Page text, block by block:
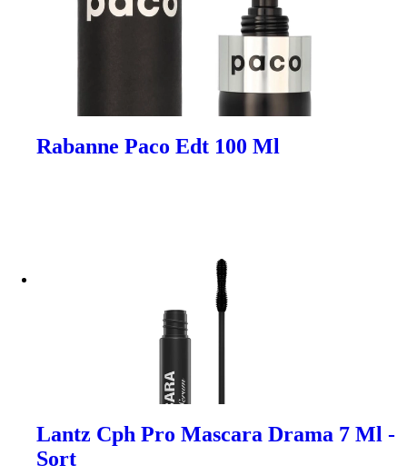
Rabanne Paco Edt 100 Ml
Lantz Cph Pro Mascara Drama 7 Ml -
Sort